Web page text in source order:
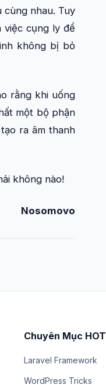
cùng nhau. Tuy
việc cụng ly để
không bị bỏ
rằng khi uống
một bộ phận
ra âm thanh
không nào!
Nosomovo
Chuyên Mục HOT
Laravel Framework
WordPress Tricks